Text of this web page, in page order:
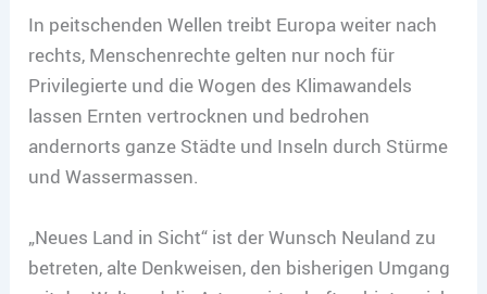
In peitschenden Wellen treibt Europa weiter nach
rechts, Menschenrechte gelten nur noch für
Privilegierte und die Wogen des Klimawandels
lassen Ernten vertrocknen und bedrohen
andernorts ganze Städte und Inseln durch Stürme
und Wassermassen.
„Neues Land in Sicht“ ist der Wunsch Neuland zu
betreten, alte Denkweisen, den bisherigen Umgang